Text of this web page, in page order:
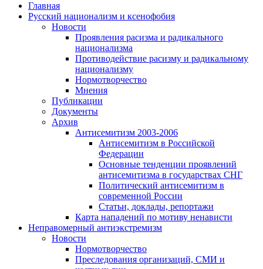
Главная
Русский национализм и ксенофобия
Новости
Проявления расизма и радикального
национализма
Противодействие расизму и радикальному
национализму
Нормотворчество
Мнения
Публикации
Документы
Архив
Антисемитизм 2003-2006
Антисемитизм в Российской
Федерации
Основные тенденции проявлений
антисемитизма в государствах СНГ
Политический антисемитизм в
современной России
Статьи, доклады, репортажи
Карта нападений по мотиву ненависти
Неправомерный антиэкстремизм
Новости
Нормотворчество
Преследования организаций, СМИ и